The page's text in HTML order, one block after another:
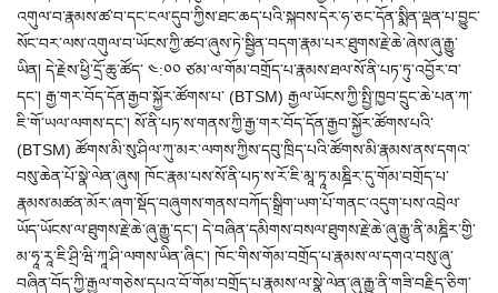
འགུལ་བ་རྣམས་ཚ་བ་དང་ངལ་དུབ་ཀྱིས་ཐང་ཆད་པའི་སྐབས་དེར་ཧ་ཅང་དོན་སྨིན་ལྡན་པ་བྱུང་
སོང་བར་ལས་འགུལ་བ་ཡོངས་ཀྱི་ཚབ་ཞུས་ཏེ་སྦྱིན་བདག་རྣམ་པར་ཐུགས་རྗེ་ཆེ་ཞེས་ཞུ་རྒྱུ་
ཡིན། དེ་རྗེས་ཕྱི་དྲོ་ཆུ་ཚོད་ ༤:༠༠ ཙམ་ལ་གོམ་བགྲོད་པ་རྣམས་ཐལ་སོ་ནི་པཏ་ཏུ་འབྱོར་བ་
དང་། རྒྱ་གར་བོད་དོན་རྒྱབ་སྐྱོར་ཚོགས་པ་ (BTSM) རྒྱལ་ཡོངས་ཀྱི་སྤྱི་ཁྱབ་དྲུང་ཆེ་པན་ཀ་
ཇི་གོ་ཡལ་ལགས་དང་། སོ་ནི་པཏ་ས་གནས་ཀྱི་རྒྱ་གར་བོད་དོན་རྒྱབ་སྐྱོར་ཚོགས་པའི་
(BTSM) ཚོགས་མི་སུ་ཤིལ་ཀུ་མར་ལགས་ཀྱིས་དབུ་ཁྲིད་པའི་ཚོགས་མི་རྣམས་ནས་དགའ་
བསུ་ཆེན་པོ་སྣེ་ལེན་ཞུས། ཁོང་རྣམ་པས་སོ་ནི་པཏ་ས་རོ་ཇི་མཱ་ཏཱ་མཎྜིར་དུ་གོམ་བགྲོད་པ་
རྣམས་མཚན་མོར་ཞག་སྡོད་བཞུགས་གནས་བཀོད་སྒྲིག་ཡག་པོ་གནང་འདུག་པས་འབྲེལ་
ཡོད་ཡོངས་ལ་ཐུགས་རྗེ་ཆེ་ཞུ་རྒྱུ་དང་། དེ་བཞིན་དམིགས་བསལ་ཐུགས་རྗེ་ཆེ་ཞུ་རྒྱུ་ནི་མཎྜིར་གྱི་
མ་ཧཱ་རཱ་ཇི་ཤྲི་ཝི་ཀཱ་ཤི་ལགས་ཡིན་ཞིང་། ཁོང་གིས་གོམ་བགྲོད་པ་རྣམས་ལ་དགའ་བསུ་ཞུ་
བཞིན་བོད་ཀྱི་རྒྱལ་གཅེས་དཔའ་བོ་གོམ་བགྲོད་པ་རྣམས་ལ་སྣེ་ལེན་ཞུ་རྒྱུ་ནི་གཟི་བརྗིད་ཅིག་